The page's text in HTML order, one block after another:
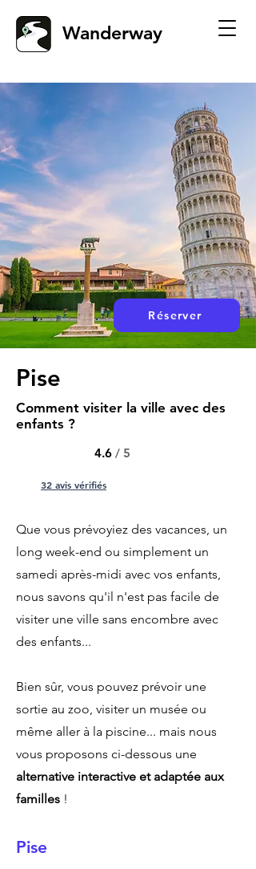
Wanderway
Réserver
Pise
Comment visiter la ville avec des
enfants ?
4.6 / 5
32 avis vérifiés
Que vous prévoyiez des vacances, un
long week-end ou simplement un
samedi après-midi avec vos enfants,
nous savons qu'il n'est pas facile de
visiter une ville sans encombre avec
des enfants...
Bien sûr, vous pouvez prévoir une
sortie au zoo, visiter un musée ou
même aller à la piscine... mais nous
vous proposons ci-dessous une
alternative interactive et adaptée aux
familles !
Pise